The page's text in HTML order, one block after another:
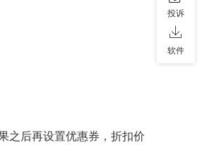
之后再设置优惠券，折扣价
投诉
软件